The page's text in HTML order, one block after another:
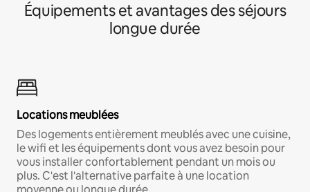
Équipements et avantages des séjours
longue durée
Locations meublées
Des logements entièrement meublés avec une cuisine,
le wifi et les équipements dont vous avez besoin pour
vous installer confortablement pendant un mois ou
plus. C'est l'alternative parfaite à une location